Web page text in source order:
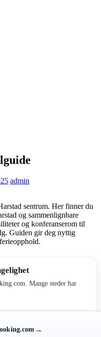
admin
sentrum. Her finner du
og sammenlignbare
og konferanserom til
Guiden gir deg nyttig
Mange steder har
→